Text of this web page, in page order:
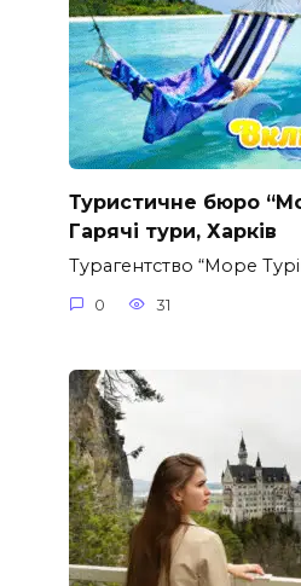
Туристичне бюро
Гарячі тури, Харків
Турагентство “Море
0 31